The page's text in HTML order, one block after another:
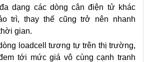
dạng các dòng cân điện tử khác
trì, thay thế cũng trở nên nhanh
gian.
loadcell tương tự trên thị trường,
tới mức giá vô cùng cạnh tranh